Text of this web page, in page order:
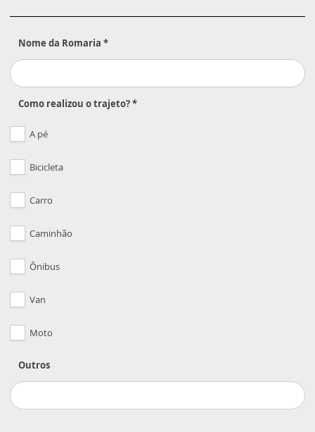
Nome da Romaria *
Como realizou o trajeto? *
A pé
Bicicleta
Carro
Caminhão
Ônibus
Van
Moto
Outros